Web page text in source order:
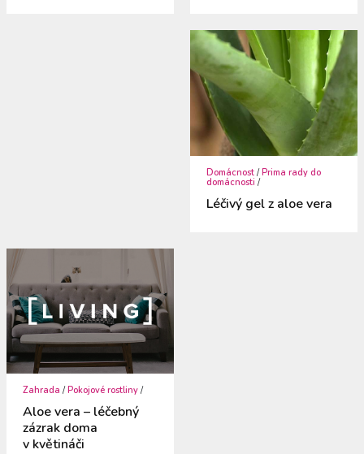
Domácnost /Prima rady do
domácnosti /
Léčivý gel z aloe vera
Zahrada / Pokojové rostliny /
Aloe vera – léčebný
zázrak doma
v květináči